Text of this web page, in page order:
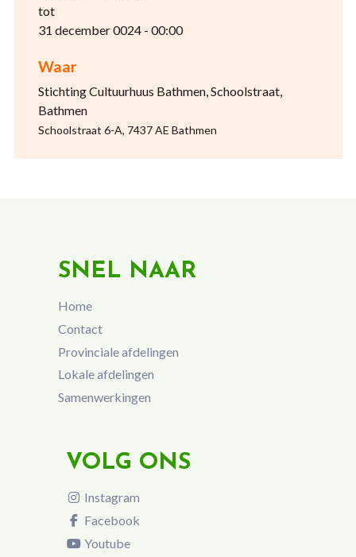
tot
31 december 0024 - 00:00
Waar
Stichting Cultuurhuus Bathmen, Schoolstraat,
Bathmen
Schoolstraat 6-A, 7437 AE Bathmen
SNEL NAAR
Home
Contact
Provinciale afdelingen
Lokale afdelingen
Samenwerkingen
VOLG ONS
Instagram
Facebook
Youtube